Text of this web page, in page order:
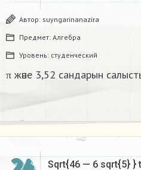
Автор: suyngarinanazira
Предмет: Алгебра
Уровень: студенческий
π және 3,52 сандарын
Sqrt{46 — 6 sqrt{5} }